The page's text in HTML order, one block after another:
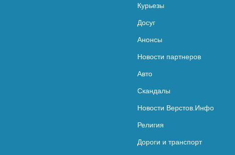
Курьезы
Досуг
Анонсы
Новости партнеров
Авто
Скандалы
Новости Верстов.Инфо
Религия
Дороги и транспорт